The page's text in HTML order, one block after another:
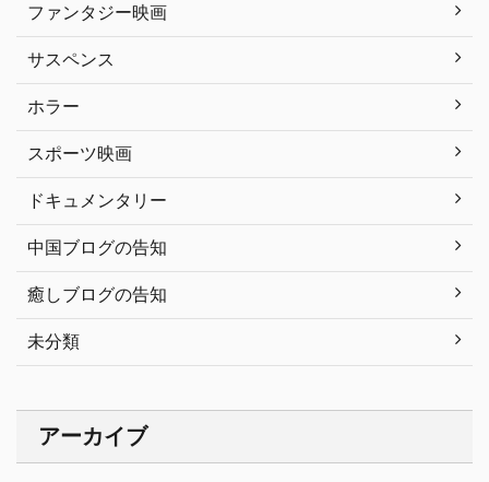
ファンタジー映画
サスペンス
ホラー
スポーツ映画
ドキュメンタリー
中国ブログの告知
癒しブログの告知
未分類
アーカイブ